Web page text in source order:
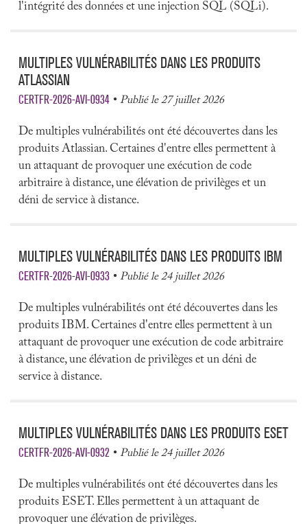
l'intégrité des données et une injection SQL (SQLi).
MULTIPLES VULNÉRABILITÉS DANS LES PRODUITS
ATLASSIAN
CERTFR-2026-AVI-0934 Publié le 27 juillet 2026
De multiples vulnérabilités ont été découvertes dans les
produits Atlassian. Certaines d'entre elles permettent à
un attaquant de provoquer une exécution de code
arbitraire à distance, une élévation de privilèges et un
déni de service à distance.
MULTIPLES VULNÉRABILITÉS DANS LES PRODUITS IBM
CERTFR-2026-AVI-0933 Publié le 24 juillet 2026
De multiples vulnérabilités ont été découvertes dans les
produits IBM. Certaines d'entre elles permettent à un
attaquant de provoquer une exécution de code arbitraire
à distance, une élévation de privilèges et un déni de
service à distance.
MULTIPLES VULNÉRABILITÉS DANS LES PRODUITS ESET
CERTFR-2026-AVI-0932 Publié le 24 juillet 2026
De multiples vulnérabilités ont été découvertes dans les
produits ESET. Elles permettent à un attaquant de
provoquer une élévation de privilèges.